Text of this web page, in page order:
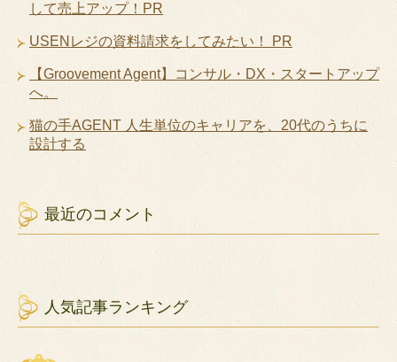
して売上アップ！PR
USENレジの資料請求をしてみたい！ PR
【Groovement Agent】コンサル・DX・スタートアップ
へ。
猫の手AGENT 人生単位のキャリアを、20代のうちに
設計する
最近のコメント
人気記事ランキング